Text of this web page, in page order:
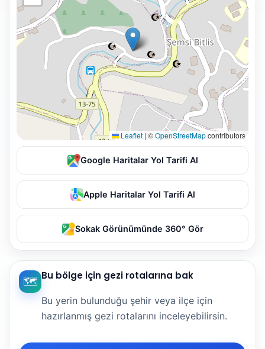
Leaflet | ©OpenStreetMapcontributors
Google Haritalar Yol Tarifi Al
Apple Haritalar Yol Tarifi Al
Sokak Görünümünde 360° Gör
🗺️ Bu bölge için gezi rotalarına bak
Bu yerin bulunduğu şehir veya ilçe için
hazırlanmış gezi rotalarını inceleyebilirsin.